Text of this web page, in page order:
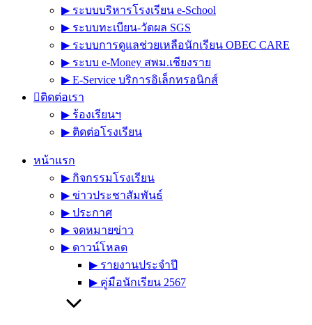
▶︎ ระบบบริหารโรงเรียน e-School
▶︎ ระบบทะเบียน-วัดผล SGS
▶︎ ระบบการดูแลช่วยเหลือนักเรียน OBEC CARE
▶︎ ระบบ e-Money สพม.เชียงราย
▶︎ E-Service บริการอิเล็กทรอนิกส์
ติดต่อเรา
▶︎ ร้องเรียนฯ
▶︎ ติดต่อโรงเรียน
หน้าแรก
▶︎ กิจกรรมโรงเรียน
▶︎ ข่าวประชาสัมพันธ์
▶︎ ประกาศ
▶︎ จดหมายข่าว
▶︎ ดาวน์โหลด
▶︎ รายงานประจำปี
▶︎ คู่มือนักเรียน 2567